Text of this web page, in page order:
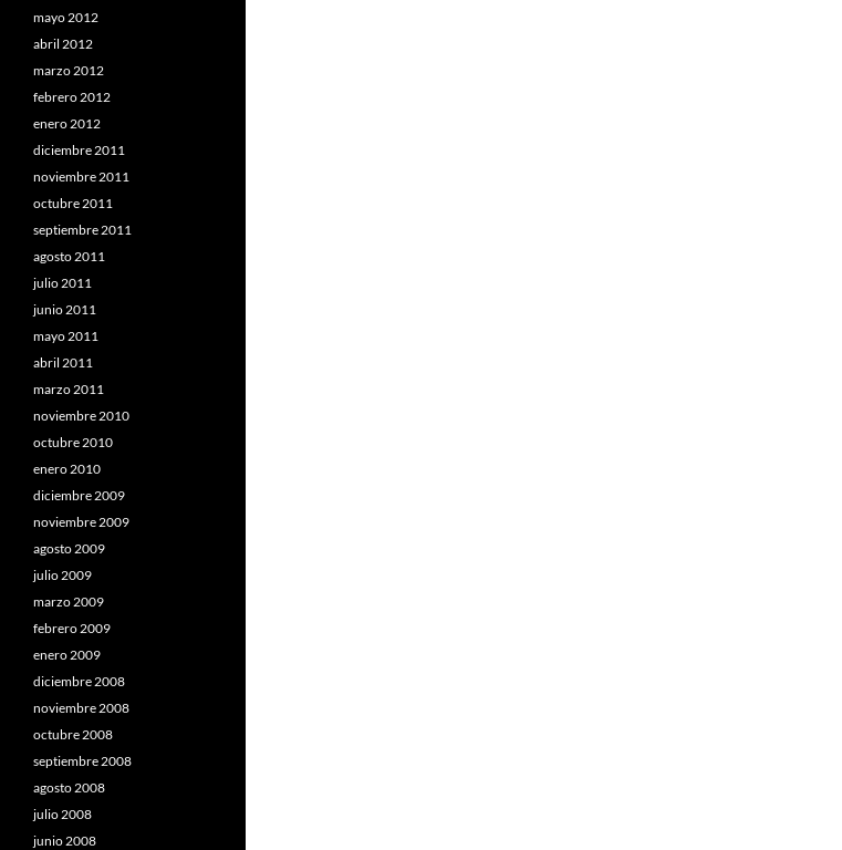
mayo 2012
abril 2012
marzo 2012
febrero 2012
enero 2012
diciembre 2011
noviembre 2011
octubre 2011
septiembre 2011
agosto 2011
julio 2011
junio 2011
mayo 2011
abril 2011
marzo 2011
noviembre 2010
octubre 2010
enero 2010
diciembre 2009
noviembre 2009
agosto 2009
julio 2009
marzo 2009
febrero 2009
enero 2009
diciembre 2008
noviembre 2008
octubre 2008
septiembre 2008
agosto 2008
julio 2008
junio 2008